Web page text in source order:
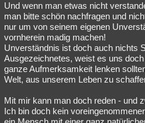
Und wenn man etwas nicht
man bitte schön nachfragen und
nur um von seinem eigenen
vornherein madig machen!
Unverständnis ist doch auch nichts
Ausgezeichnetes, weist es uns
ganze Aufmerksamkeit lenken
Welt, aus unserem Leben zu
Mit mir kann man doch reden - und
Ich bin doch kein